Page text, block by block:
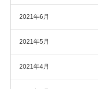
2021年6月
2021年5月
2021年4月